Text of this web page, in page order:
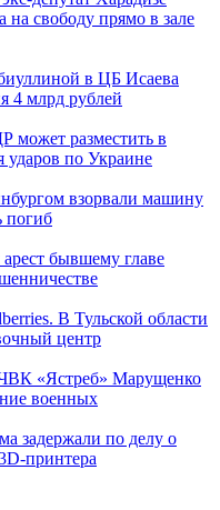
свободу прямо в зале
в ЦБ Исаева
4 млрд рублей
может разместить в
ударов по Украине
взорвали машину
погиб
бывшему главе
В Тульской области
центр
«Ястреб» Марущенко
военных
задержали по делу о